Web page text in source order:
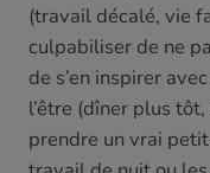
(travail décalé, vie
culpabiliser de ne
de s’en inspirer
l’être (dîner plus
prendre un vrai